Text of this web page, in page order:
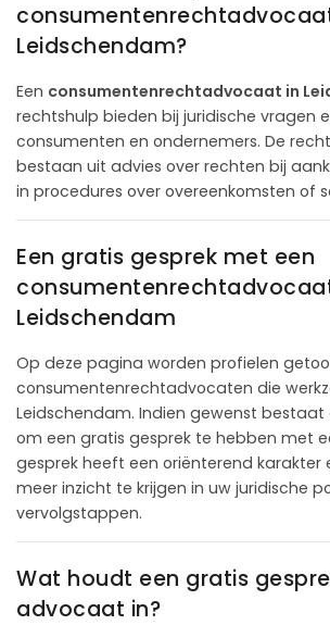
Leidschendam?
Een consumentenrechtadvocaat in
rechtshulp bieden bij juridische vragen
consumenten en ondernemers. De
bestaan uit advies over rechten bij
in procedures over overeenkomsten of
Een gratis gesprek met een
Leidschendam
Op deze pagina worden profielen
consumentenrechtadvocaten die
Leidschendam. Indien gewenst bestaat
om een gratis gesprek te hebben met
gesprek heeft een oriënterend karakter
meer inzicht te krijgen in uw juridische
vervolgstappen.
Wat houdt een gratis
advocaat in?